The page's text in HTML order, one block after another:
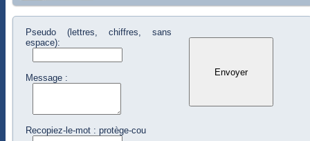
Pseudo (lettres, chiffres, sans
espace):
Message :
Recopiez-le-mot : protège-cou